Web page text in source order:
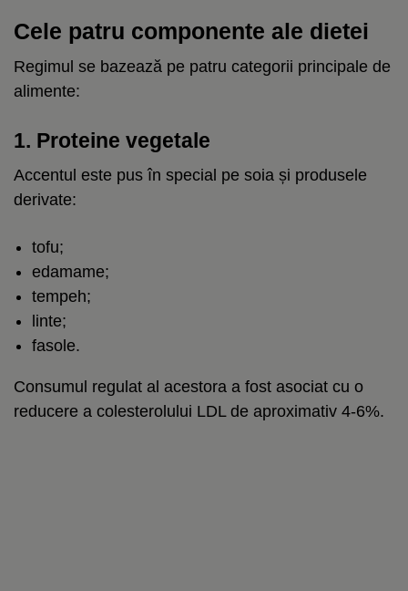
Cele patru componente ale dietei
Regimul se bazează pe patru categorii principale de
alimente:
1. Proteine vegetale
Accentul este pus în special pe soia și produsele
derivate:
tofu;
edamame;
tempeh;
linte;
fasole.
Consumul regulat al acestora a fost asociat cu o
reducere a colesterolului LDL de aproximativ 4-6%.